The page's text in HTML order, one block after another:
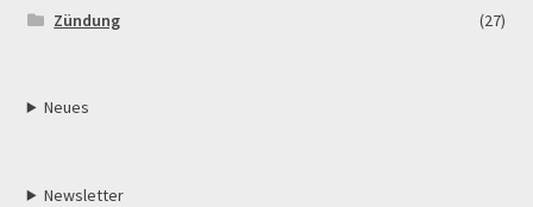
Zündung
(27)
Neues
Newsletter